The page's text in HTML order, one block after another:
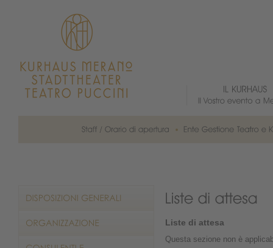
Liste di attesa
Questa sezione non è